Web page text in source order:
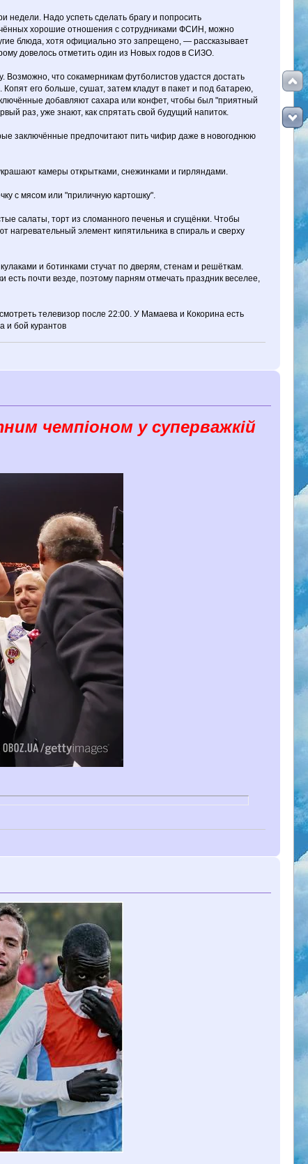
недели. Надо успеть сделать брагу и попросить
хорошие отношения с сотрудниками ФСИН, можно
блюда, хотя официально это запрещено, — рассказывает
довелось отметить один из Новых годов в СИЗО.
Возможно, что сокамерникам футболистов удастся достать
его больше, сушат, затем кладут в пакет и под батарею,
добавляют сахара или конфет, чтобы был "приятный
раз, уже знают, как спрятать свой будущий напиток.
заключённые предпочитают пить чифир даже в новогоднюю
камеры открытками, снежинками и гирляндами.
с мясом или "приличную картошку".
салаты, торт из сломанного печенья и сгущёнки. Чтобы
элемент кипятильника в спираль и сверху
и ботинками стучат по дверям, стенам и решёткам.
почти везде, поэтому парням отмечать праздник веселее,
телевизор после 22:00. У Мамаева и Кокорина есть
и бой курантов
чемпіоном у суперважкій